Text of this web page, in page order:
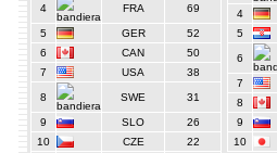
4 FRA 69
5 GER
52
6
CAN
50
7
USA 38
8 SWE 31
9 SLO
26
10
CZE
22
4
5
6
7
8
9
10